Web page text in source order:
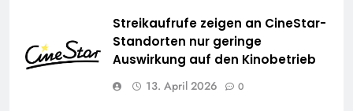
Streikaufrufe zeigen an CineStar-
Standorten nur geringe
Auswirkung auf den Kinobetrieb
13. April 2026 0